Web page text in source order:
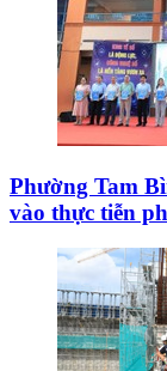
Phường Tam
vào thực tiễn